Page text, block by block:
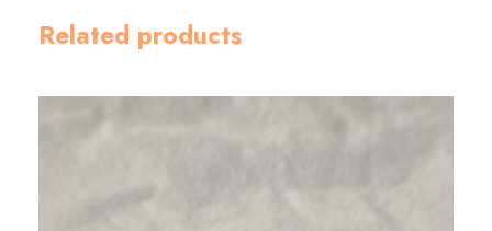
、
Related products